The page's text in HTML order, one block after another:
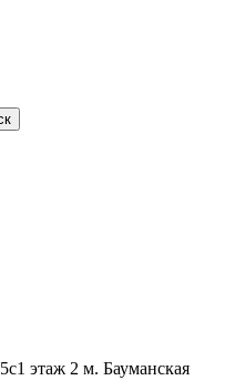
этаж 2 м. Бауманская